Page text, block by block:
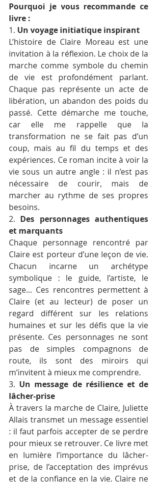
Pourquoi je vous recommande ce
livre :
1. Un voyage initiatique inspirant
L’histoire de Claire Moreau est une
invitation à la réflexion. Le choix de la
marche comme symbole du chemin
de vie est profondément parlant.
Chaque pas représente un acte de
libération, un abandon des poids du
passé. Cette démarche me touche,
car elle me rappelle que la
transformation ne se fait pas d’un
coup, mais au fil du temps et des
expériences. Ce roman incite à voir la
vie sous un autre angle : il n’est pas
nécessaire de courir, mais de
marcher au rythme de ses propres
besoins.
2. Des personnages authentiques
et marquants
Chaque personnage rencontré par
Claire est porteur d’une leçon de vie.
Chacun incarne un archétype
symbolique : le guide, l’artiste, le
sage… Ces rencontres permettent à
Claire (et au lecteur) de poser un
regard différent sur les relations
humaines et sur les défis que la vie
présente. Ces personnages ne sont
pas de simples compagnons de
route, ils sont des miroirs qui
m’invitent à mieux me comprendre.
3. Un message de résilience et de
lâcher-prise
À travers la marche de Claire, Juliette
Allais transmet un message essentiel
: il faut parfois accepter de se perdre
pour mieux se retrouver. Ce livre met
en lumière l’importance du lâcher-
prise, de l’acceptation des imprévus
et de la confiance en la vie. Claire ne